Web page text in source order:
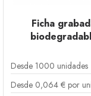
Ficha
Desde 1000 unidades
Desde 0,064 € por